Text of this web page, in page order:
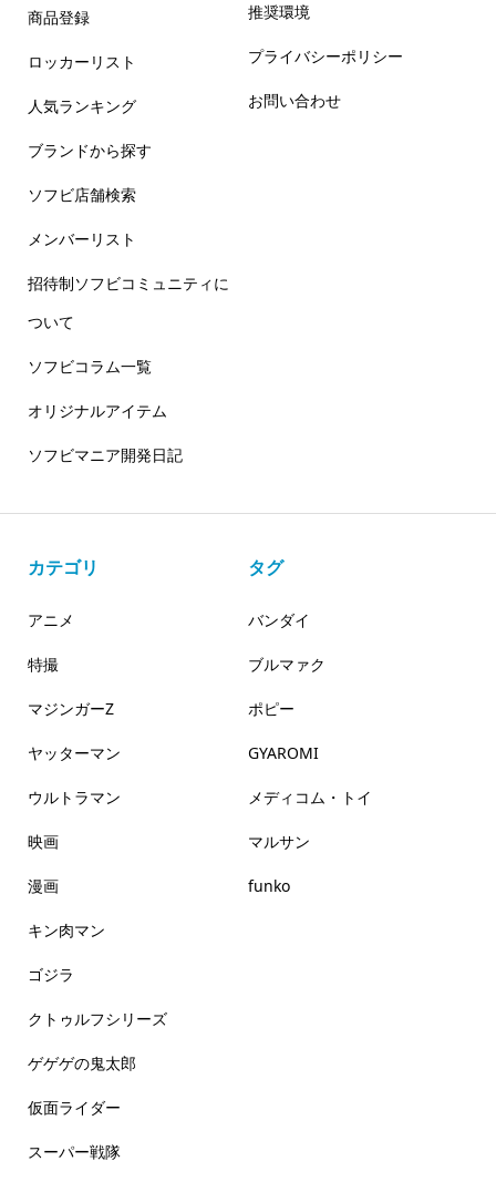
商品登録
ロッカーリスト
人気ランキング
ブランドから探す
ソフビ店舗検索
メンバーリスト
招待制ソフビコミュニティに
ついて
ソフビコラム一覧
オリジナルアイテム
ソフビマニア開発日記
推奨環境
プライバシーポリシー
お問い合わせ
カテゴリ
アニメ
特撮
マジンガーZ
ヤッターマン
ウルトラマン
映画
漫画
キン肉マン
ゴジラ
クトゥルフシリーズ
ゲゲゲの鬼太郎
仮面ライダー
スーパー戦隊
タグ
バンダイ
ブルマァク
ポピー
GYAROMI
メディコム・トイ
マルサン
funko